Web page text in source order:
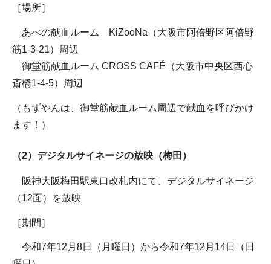
［場所］
あべの献血ルーム KiZooNa（大阪市阿倍野区阿倍野
筋1-3-21）周辺
御堂筋献血ルーム CROSS CAFÉ（大阪市中央区西心
斎橋1-4-5）周辺
（もずやんは、御堂筋献血ルーム周辺で献血を呼びかけ
ます！）
（2）デジタルサイネージの放映（梅田）
阪神大阪梅田駅東口改札内にて、デジタルサイネージ
（12面）を放映
［期間］
令和7年12月8日（月曜日）から令和7年12月14日（日